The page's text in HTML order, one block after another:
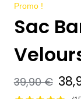
Promo !
Sac
39,90€